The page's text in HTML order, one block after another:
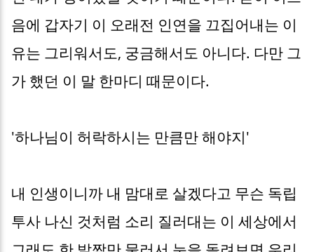
음에 갑자기 이 오래전 인연을 끄집어내는 이
유는 그리워서도, 궁금해서도 아니다. 다만 그
가 했던 이 말 한마디 때문이다.
'하나님이 허락하시는 만큼만 해야지'
내 인생이니까 내 맘대로 살겠다고 무슨 독립
투사 나신 것처럼 소리 질러대는 이 세상에서